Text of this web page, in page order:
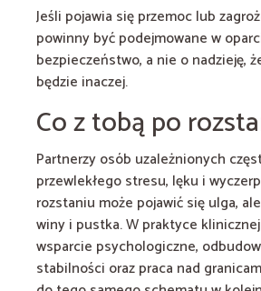
Jeśli pojawia się przemoc lub
powinny być podejmowane w
bezpieczeństwo, a nie o nadzieję,
będzie inaczej.
Co z tobą po
Partnerzy osób uzależnionych
przewlekłego stresu, lęku i
rozstaniu może pojawić się ulga,
winy i pustka. W praktyce
wsparcie psychologiczne,
stabilności oraz praca nad